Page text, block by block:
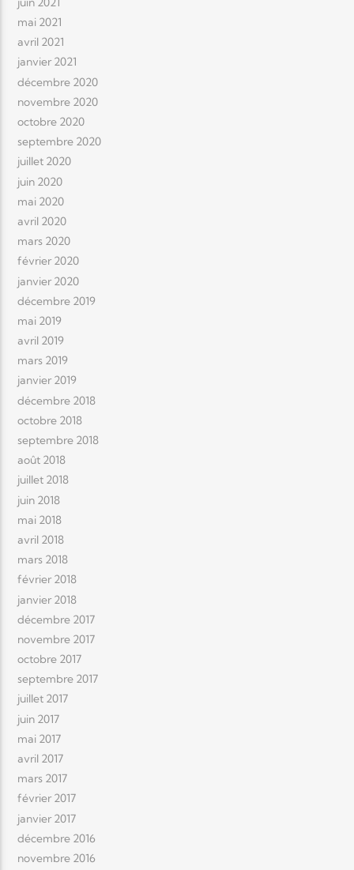
mai 2021
avril 2021
janvier 2021
décembre 2020
novembre 2020
octobre 2020
septembre 2020
juillet 2020
juin 2020
mai 2020
avril 2020
mars 2020
février 2020
janvier 2020
décembre 2019
mai 2019
avril 2019
mars 2019
janvier 2019
décembre 2018
octobre 2018
septembre 2018
août 2018
juillet 2018
juin 2018
mai 2018
avril 2018
mars 2018
février 2018
janvier 2018
décembre 2017
novembre 2017
octobre 2017
septembre 2017
juillet 2017
juin 2017
mai 2017
avril 2017
mars 2017
février 2017
janvier 2017
décembre 2016
novembre 2016